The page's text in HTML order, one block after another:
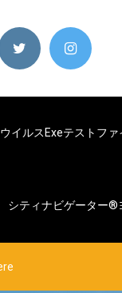
ウイルスexeテストフ
シティナビゲーター®